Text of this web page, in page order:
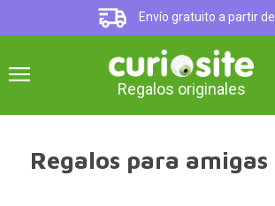
Envío gratuito a partir
Regalos originales
Regalos para amigas